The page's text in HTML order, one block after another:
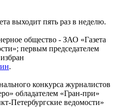
выходит пять раз в неделю.
общество - ЗАО «Газета
первым председателем
.
конкурса журналистов
обладателем «Гран-при»
Петербургские ведомости»